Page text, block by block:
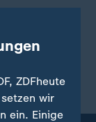
worden.
ZDFheute
wir
ein. Einige